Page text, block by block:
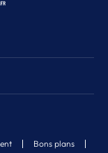
Bons plans